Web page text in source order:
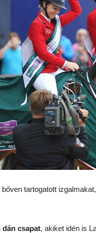
tartogatott
dán csapat, akiket idén is